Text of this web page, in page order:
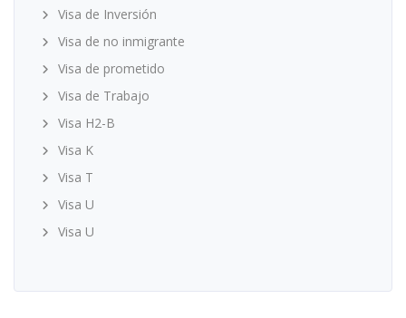
Visa de Inversión
Visa de no inmigrante
Visa de prometido
Visa de Trabajo
Visa H2-B
Visa K
Visa T
Visa U
Visa U